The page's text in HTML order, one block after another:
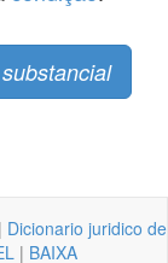
| Dicionario juridico de
| BAIXA